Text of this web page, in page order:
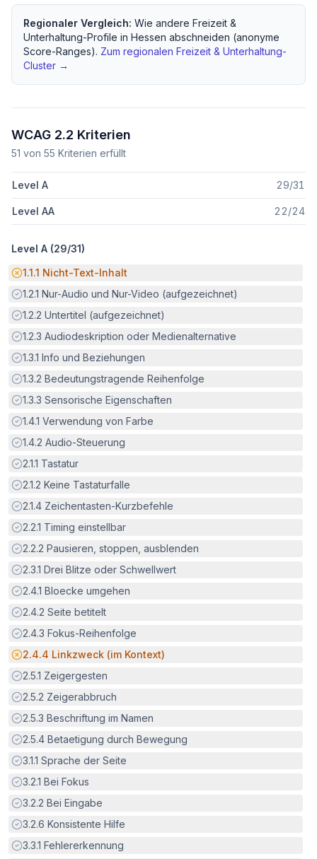
Regionaler Vergleich: Wie andere Freizeit &
Unterhaltung-Profile in Hessen abschneiden (anonyme
Score-Ranges). Zum regionalen Freizeit & Unterhaltung-
Cluster →
WCAG 2.2 Kriterien
51 von 55 Kriterien erfüllt
Level A 29/31
Level AA 22/24
Level A (29/31)
Potenzielle Barriere:
1.1.1 Nicht-Text-Inhalt
Erfüllt:
1.2.1 Nur-Audio und Nur-Video (aufgezeichnet)
Erfüllt:
1.2.2 Untertitel (aufgezeichnet)
Erfüllt:
1.2.3 Audiodeskription oder Medienalternative
Erfüllt:
1.3.1 Info und Beziehungen
Erfüllt:
1.3.2 Bedeutungstragende Reihenfolge
Erfüllt:
1.3.3 Sensorische Eigenschaften
Erfüllt:
1.4.1 Verwendung von Farbe
Erfüllt:
1.4.2 Audio-Steuerung
Erfüllt:
2.1.1 Tastatur
Erfüllt:
2.1.2 Keine Tastaturfalle
Erfüllt:
2.1.4 Zeichentasten-Kurzbefehle
Erfüllt:
2.2.1 Timing einstellbar
Erfüllt:
2.2.2 Pausieren, stoppen, ausblenden
Erfüllt:
2.3.1 Drei Blitze oder Schwellwert
Erfüllt:
2.4.1 Bloecke umgehen
Erfüllt:
2.4.2 Seite betitelt
Erfüllt:
2.4.3 Fokus-Reihenfolge
Potenzielle Barriere:
2.4.4 Linkzweck (im Kontext)
Erfüllt:
2.5.1 Zeigergesten
Erfüllt:
2.5.2 Zeigerabbruch
Erfüllt:
2.5.3 Beschriftung im Namen
Erfüllt:
2.5.4 Betaetigung durch Bewegung
Erfüllt:
3.1.1 Sprache der Seite
Erfüllt:
3.2.1 Bei Fokus
Erfüllt:
3.2.2 Bei Eingabe
Erfüllt:
3.2.6 Konsistente Hilfe
Erfüllt:
3.3.1 Fehlererkennung